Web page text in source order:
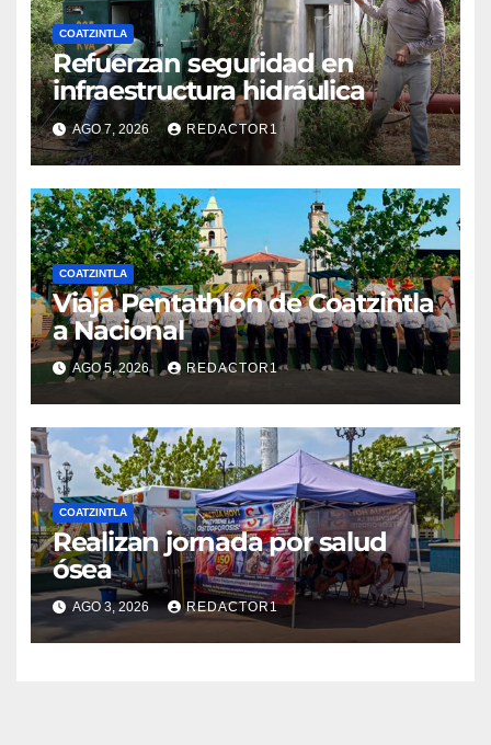
COATZINTLA
Refuerzan seguridad en
infraestructura hidráulica
AGO 7, 2026 REDACTOR1
COATZINTLA
Viaja Pentathlón de Coatzintla
a Nacional
AGO 5, 2026 REDACTOR1
COATZINTLA
Realizan jornada por salud
ósea
AGO 3, 2026 REDACTOR1